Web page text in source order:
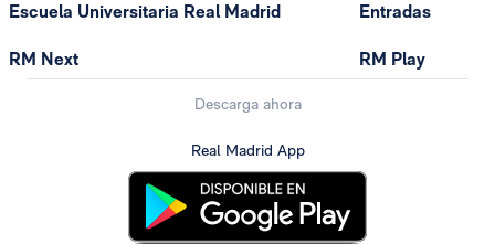
Escuela Universitaria Real Madrid
RM Next
Entradas
RM Play
Descarga ahora
Real Madrid App